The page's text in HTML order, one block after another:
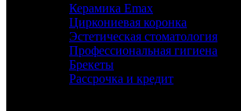
Керамика Emax
Циркониевая коронка
Эстетическая стоматология
Профессиональная гигиена
Брекеты
Рассрочка и кредит